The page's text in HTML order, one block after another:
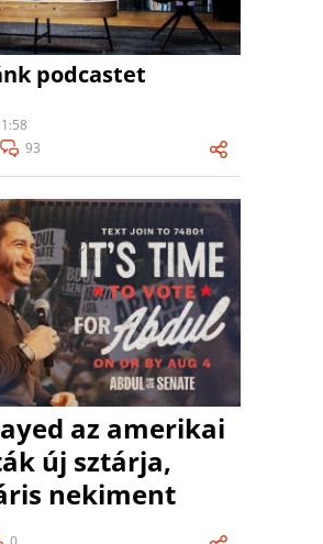
podcastet
93
az amerikai
új sztárja,
nekiment